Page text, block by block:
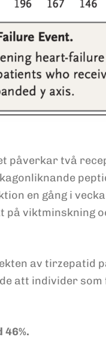
påverkar två
en gång i
på viktminskning
av tirzepatid
att individer